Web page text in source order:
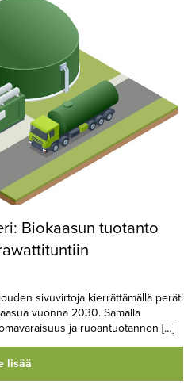
Biokaasun tuotanto
sivuvirtoja kierrättämällä peräti
vuonna 2030. Samalla
ja ruoantuotannon […]
lisää